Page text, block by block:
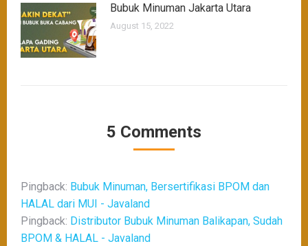
Bubuk Minuman Jakarta Utara
August 15, 2022
5 Comments
Pingback: Bubuk Minuman, Bersertifikasi BPOM dan
HALAL dari MUI - Javaland
Pingback: Distributor Bubuk Minuman Balikapan, Sudah
BPOM & HALAL - Javaland